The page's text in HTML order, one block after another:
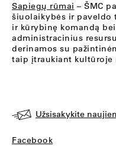
Sapiegų rūmai – ŠMC
šiuolaikybės ir paveldo
ir kūrybinę komandą
administracinius
derinamos su
taip įtraukiant kultūroje
Užsisakykite
Facebook